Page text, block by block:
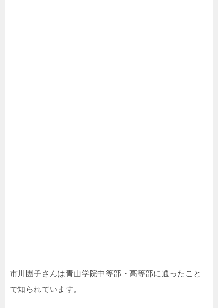
市川團子さんは青山学院中等部・高等部に通ったこと
で知られています。